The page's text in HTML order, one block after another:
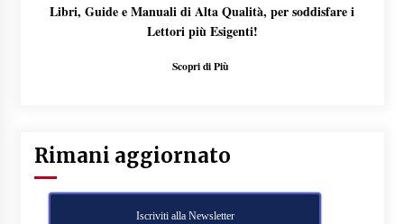
Libri, Guide e Manuali di Alta Qualità, per soddisfare i
Lettori più Esigenti!
Scopri di Più
Rimani aggiornato
Iscriviti alla Newsletter